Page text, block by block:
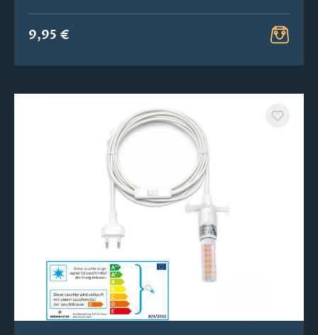
9,95 €